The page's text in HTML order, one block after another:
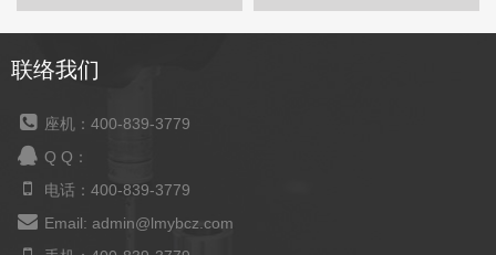
联络我们
座机：400-839-3779
Q Q：
电话：400-839-3779
Email: admin@lmybcz.com